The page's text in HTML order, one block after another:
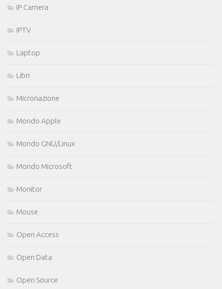
IP Camera
IPTV
Laptop
Libri
Micronazione
Mondo Apple
Mondo GNU/Linux
Mondo Microsoft
Monitor
Mouse
Open Access
Open Data
Open Source